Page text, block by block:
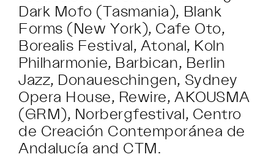
Dark Mofo (Tasmania), Blank
Forms (New York), Cafe Oto,
Borealis Festival, Atonal, Koln
Philharmonie, Barbican, Berlin
Jazz, Donaueschingen, Sydney
Opera House, Rewire, AKOUSMA
(GRM), Norbergfestival, Centro
de Creación Contemporánea de
Andalucía and CTM.